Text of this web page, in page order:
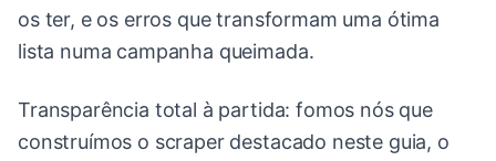
os ter, e os erros que transformam uma ótima
lista numa campanha queimada.
Transparência total à partida: fomos nós que
construímos o scraper destacado neste guia, o